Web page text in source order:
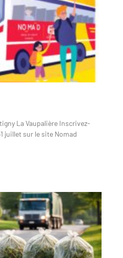
La Vaupalière Inscrivez-
juillet sur le site Nomad